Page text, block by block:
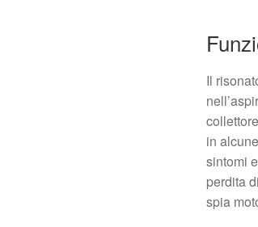
Il
in
sintomi
perdita
spia